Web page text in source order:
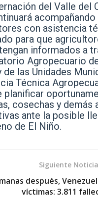
del Valle del
acompañando
con asistencia
para que
informados a
Agropecuario
de las Unidades
Técnica
planificar
cosechas y demás
ante la posible
de El Niño.
Siguiente Noticia
después,
víctimas: 3.811